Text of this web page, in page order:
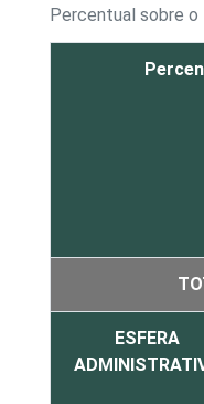
Percentual sobre
ESFERA